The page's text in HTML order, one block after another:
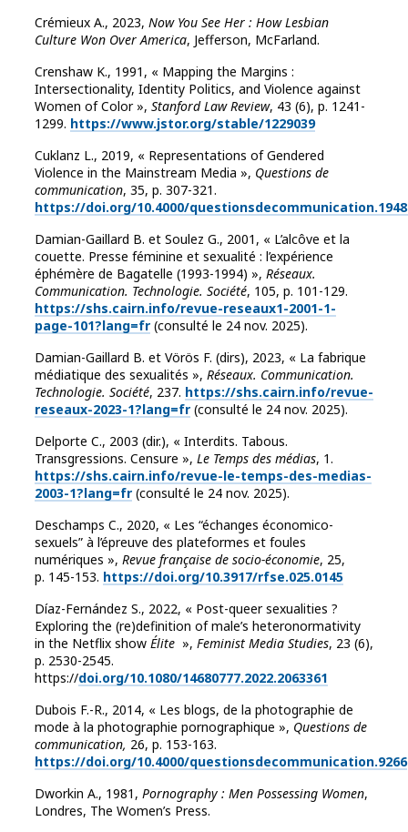
Crémieux A., 2023, Now You See Her : How Lesbian
Culture Won Over America, Jefferson, McFarland.
Crenshaw K., 1991, « Mapping the Margins :
Intersectionality, Identity Politics, and Violence against
Women of Color », Stanford Law Review, 43 (6), p. 1241-
1299. https://www.jstor.org/stable/1229039
Cuklanz L., 2019, « Representations of Gendered
Violence in the Mainstream Media », Questions de
communication, 35, p. 307-321.
https://doi.org/10.4000/
Damian-Gaillard B. et Soulez G., 2001, « L’alcôve et la
couette. Presse féminine et sexualité : l’expérience
éphémère de Bagatelle (1993-1994) », Réseaux.
Communication. Technologie. Société, 105, p. 101-129.
https://shs.cairn.info/revue-reseaux1-2001-1-
page-101?lang=fr (consulté le 24 nov. 2025).
Damian-Gaillard B. et Vörös F. (dirs), 2023, « La fabrique
médiatique des sexualités », Réseaux. Communication.
Technologie. Société, 237. https://shs.cairn.info/revue-
reseaux-2023-1?lang=fr (consulté le 24 nov. 2025).
Delporte C., 2003 (dir.), « Interdits. Tabous.
Transgressions. Censure », Le Temps des médias, 1.
https://shs.cairn.info/revue-le-temps-des-medias-
2003-1?lang=fr (consulté le 24 nov. 2025).
Deschamps C., 2020, « Les “échanges économico-
sexuels” à l’épreuve des plateformes et foules
numériques », Revue française de socio-économie, 25,
p. 145-153. https://doi.org/10.3917/rfse.025.0145
Díaz-Fernández S., 2022, « Post-queer sexualities ?
Exploring the (re)definition of male’s heteronormativity
in the Netflix show Élite », Feminist Media Studies, 23 (6),
p. 2530-2545.
https://doi.org/10.1080/14680777.2022.2063361
Dubois F.-R., 2014, « Les blogs, de la photographie de
mode à la photographie pornographique », Questions de
communication, 26, p. 153-163.
https://doi.org/10.4000/questionsdecommunication.9266
Dworkin A., 1981, Pornography : Men Possessing Women,
Londres, The Women’s Press.